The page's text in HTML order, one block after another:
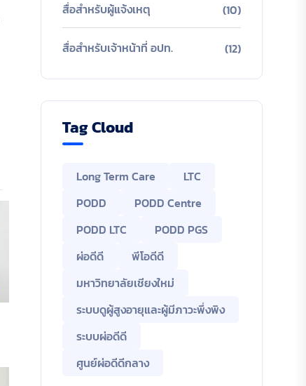
สื่อสำหรับผู้แจ้งเหตุ (10)
สื่อสำหรับเจ้าหน้าที่ อปท. (12)
Tag Cloud
Long Term Care
LTC
PODD
PODD Centre
PODD LTC
PODD PGS
ผ่อดีดี
พีโอดีดี
มหาวิทยาลัยเชียงใหม่
ระบบดูผู้สูงอายุและผู้มีภาวะพึ่งพิง
ระบบผ่อดีดี
ศูนย์ผ่อดีดีกลาง